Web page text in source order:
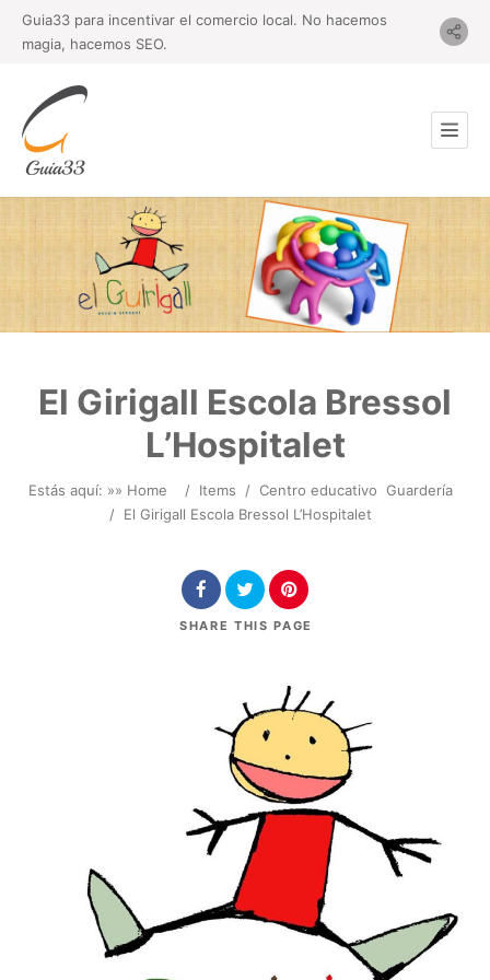
Guia33 para incentivar el comercio local. No hacemos
magia, hacemos SEO.
El Girigall Escola Bressol
L’Hospitalet
Estás aquí: »» Home / Items / Centro educativo Guardería
/ El Girigall Escola Bressol L’Hospitalet
SHARE THIS PAGE